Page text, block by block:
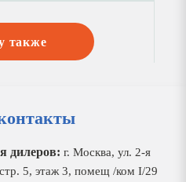
также
дилеров: г. Москва, ул. 2-я
5, этаж 3, помещ /ком I/29